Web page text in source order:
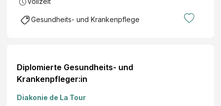
Gesundheits- und Krankenpflege
Diplomierte Gesundheits- und
Krankenpfleger:in
Diakonie de La Tour